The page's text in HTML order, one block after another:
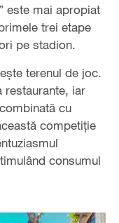
este mai apropiat
trei etape
pe stadion.
terenul de joc.
restaurante, iar
cu
competiție
consumul